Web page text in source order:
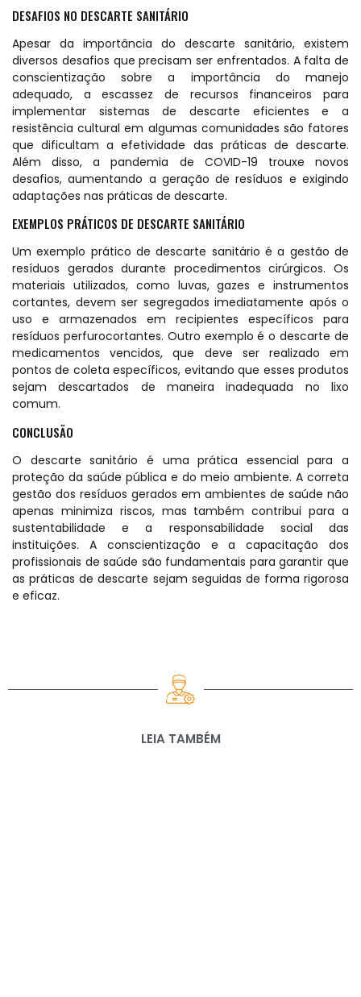
DESAFIOS NO DESCARTE SANITÁRIO
Apesar da importância do descarte sanitário, existem
diversos desafios que precisam ser enfrentados. A falta de
conscientização sobre a importância do manejo
adequado, a escassez de recursos financeiros para
implementar sistemas de descarte eficientes e a
resistência cultural em algumas comunidades são fatores
que dificultam a efetividade das práticas de descarte.
Além disso, a pandemia de COVID-19 trouxe novos
desafios, aumentando a geração de resíduos e exigindo
adaptações nas práticas de descarte.
EXEMPLOS PRÁTICOS DE DESCARTE SANITÁRIO
Um exemplo prático de descarte sanitário é a gestão de
resíduos gerados durante procedimentos cirúrgicos. Os
materiais utilizados, como luvas, gazes e instrumentos
cortantes, devem ser segregados imediatamente após o
uso e armazenados em recipientes específicos para
resíduos perfurocortantes. Outro exemplo é o descarte de
medicamentos vencidos, que deve ser realizado em
pontos de coleta específicos, evitando que esses produtos
sejam descartados de maneira inadequada no lixo
comum.
CONCLUSÃO
O descarte sanitário é uma prática essencial para a
proteção da saúde pública e do meio ambiente. A correta
gestão dos resíduos gerados em ambientes de saúde não
apenas minimiza riscos, mas também contribui para a
sustentabilidade e a responsabilidade social das
instituições. A conscientização e a capacitação dos
profissionais de saúde são fundamentais para garantir que
as práticas de descarte sejam seguidas de forma rigorosa
e eficaz.
LEIA TAMBÉM